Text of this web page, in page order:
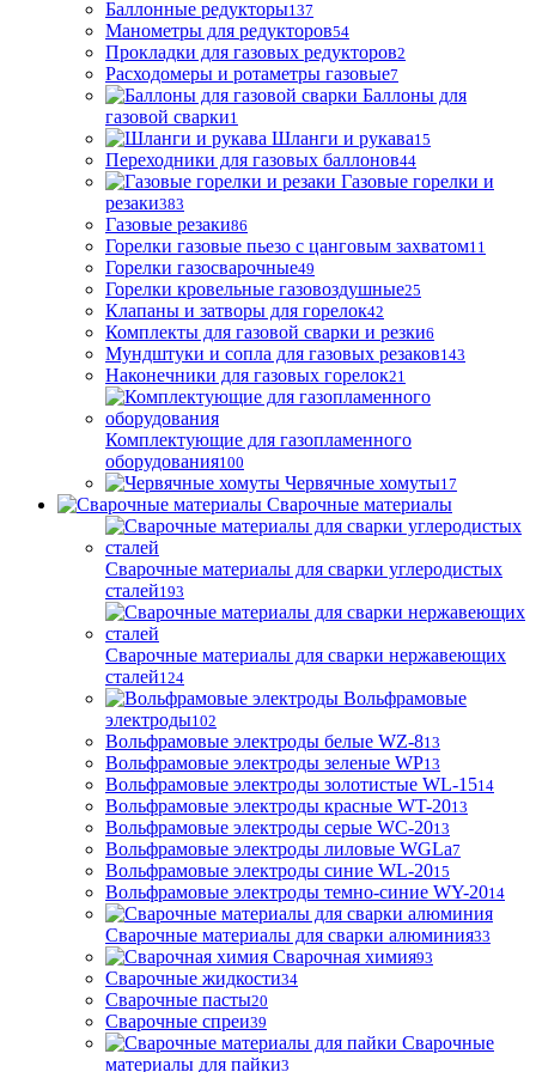
Баллонные редукторы137
Манометры для редукторов54
Прокладки для газовых редукторов2
Расходомеры и ротаметры газовые7
Баллоны для
газовой сварки1
Шланги и рукава15
Переходники для газовых баллонов44
Газовые горелки и
резаки383
Газовые резаки86
Горелки газовые пьезо с цанговым захватом11
Горелки газосварочные49
Горелки кровельные газовоздушные25
Клапаны и затворы для горелок42
Комплекты для газовой сварки и резки6
Мундштуки и сопла для газовых резаков143
Наконечники для газовых горелок21
Комплектующие для газопламенного
оборудования100
Червячные хомуты17
Сварочные материалы
Сварочные материалы для сварки углеродистых
сталей193
Сварочные материалы для сварки нержавеющих
сталей124
Вольфрамовые
электроды102
Вольфрамовые электроды белые WZ-813
Вольфрамовые электроды зеленые WP13
Вольфрамовые электроды золотистые WL-1514
Вольфрамовые электроды красные WT-2013
Вольфрамовые электроды серые WC-2013
Вольфрамовые электроды лиловые WGLa7
Вольфрамовые электроды синие WL-2015
Вольфрамовые электроды темно-синие WY-2014
Сварочные материалы для сварки алюминия33
Сварочная химия93
Сварочные жидкости34
Сварочные пасты20
Сварочные спреи39
Сварочные
материалы для пайки3